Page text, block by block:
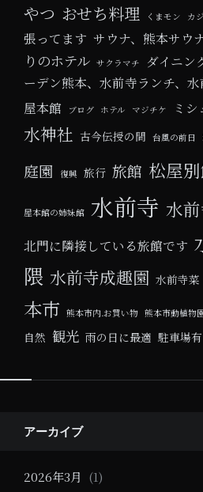
やつ おせち料理 くまモン カ
張ってます サウナ、熊本サウ
りのホテル サクラマチ ダイニン
ーデン熊本、水前寺ランチ、
屋本館
ブログ ホテル マジチケ ミ
水神社 古今伝授の間 台風の前日
庭園
復興 旅行 旅館 松屋
屋本館の姉妹館 水前寺 水
北門に隣接している旅館です
隈 水前寺成趣園 水前寺菜
本市 熊本市内.お買い物 熊本市動植物
自然 観光 雨の日に最適 駐車場有
Widgets
アーカイブ
2026年3月 (1)